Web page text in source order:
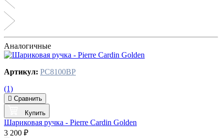
Аналогичные
Артикул: PC8100BP
(1)
Сравнить
Купить
Шариковая ручка - Pierre Cardin Golden
3 200 ₽